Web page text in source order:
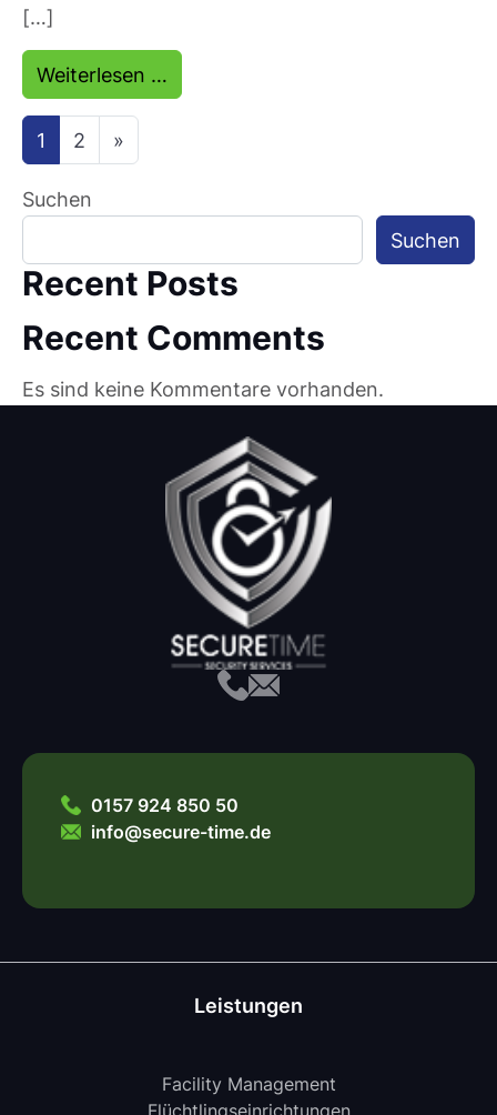
[…]
Weiterlesen …
Beitragsnavigation
1 2 »
Suchen
Suchen
Recent Posts
Recent Comments
Es sind keine Kommentare vorhanden.
0157 924 850 50
info@secure-time.de
Leistungen
Facility Management